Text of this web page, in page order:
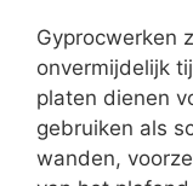
Gyprocwerken
onvermijdelijk
platen dienen
gebruiken als
wanden,